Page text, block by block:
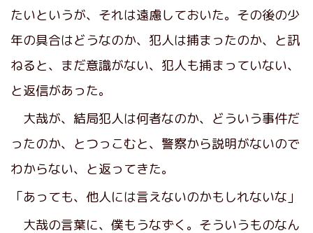
たいというが、それは遠慮しておいた。その後の少
年の具合はどうなのか、犯人は捕まったのか、と訊
ねると、まだ意識がない、犯人も捕まっていない、
と返信があった。
大哉が、結局犯人は何者なのか、どういう事件だ
ったのか、とつっこむと、警察から説明がないので
わからない、と返ってきた。
「あっても、他人には言えないのかもしれないな」
大哉の言葉に、僕もうなずく。そういうものなん